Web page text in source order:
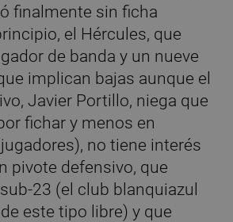
finalmente sin ficha
el Hércules, que
de banda y un nueve
implican bajas aunque el
Javier Portillo, niega que
fichar y menos en
no tiene interés
pivote defensivo, que
23 (el club blanquiazul
este tipo libre) y que